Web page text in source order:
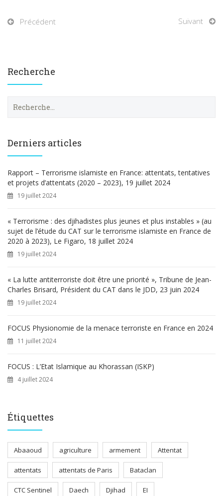
Précédent Suivant
Recherche
e
h
e
r
Derniers articles
Rapport – Terrorisme islamiste en France: attentats, tentatives
et projets d’attentats (2020 – 2023), 19 juillet 2024
19 juillet 2024
« Terrorisme : des djihadistes plus jeunes et plus instables » (au
sujet de l’étude du CAT sur le terrorisme islamiste en France de
2020 à 2023), Le Figaro, 18 juillet 2024
19 juillet 2024
« La lutte antiterroriste doit être une priorité », Tribune de Jean-
Charles Brisard, Président du CAT dans le JDD, 23 juin 2024
19 juillet 2024
FOCUS Physionomie de la menace terroriste en France en 2024
11 juillet 2024
FOCUS : L’Etat Islamique au Khorassan (ISKP)
4 juillet 2024
Étiquettes
Abaaoud agriculture armement Attentat
attentats attentats de Paris Bataclan
CTC Sentinel Daech Djihad EI